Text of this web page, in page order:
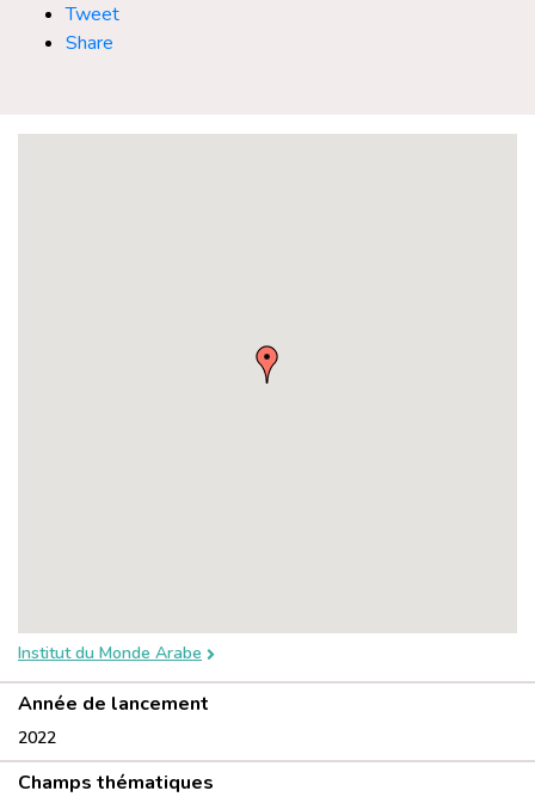
Tweet
Share
Institut du Monde Arabe
Année de lancement
2022
Champs thématiques